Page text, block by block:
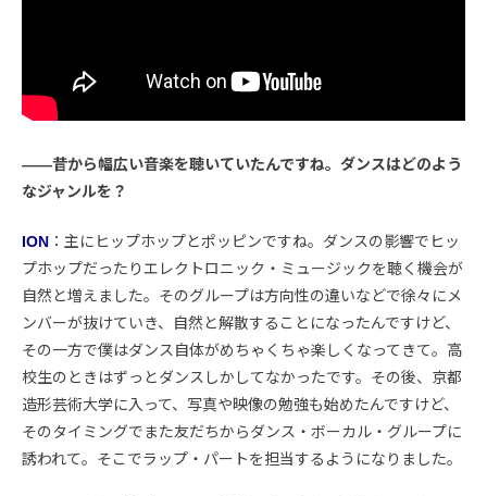
――昔から幅広い音楽を聴いていたんですね。ダンスはどのよう
なジャンルを？
ION ：主にヒップホップとポッピンですね。ダンスの影響でヒッ
プホップだったりエレクトロニック・ミュージックを聴く機会が
自然と増えました。そのグループは方向性の違いなどで徐々にメ
ンバーが抜けていき、自然と解散することになったんですけど、
その一方で僕はダンス自体がめちゃくちゃ楽しくなってきて。高
校生のときはずっとダンスしかしてなかったです。その後、京都
造形芸術大学に入って、写真や映像の勉強も始めたんですけど、
そのタイミングでまた友だちからダンス・ボーカル・グループに
誘われて。そこでラップ・パートを担当するようになりました。